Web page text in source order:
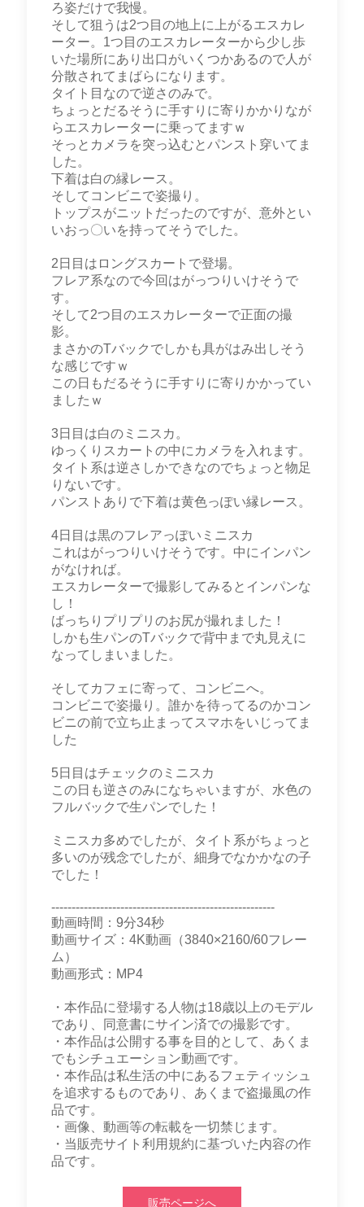
ろ姿だけで我慢。
そして狙うは2つ目の地上に上がるエスカレ
ーター。1つ目のエスカレーターから少し歩
いた場所にあり出口がいくつかあるので人が
分散されてまばらになります。
タイト目なので逆さのみで。
ちょっとだるそうに手すりに寄りかかりなが
らエスカレーターに乗ってますｗ
そっとカメラを突っ込むとパンスト穿いてま
した。
下着は白の縁レース。
そしてコンビニで姿撮り。
トップスがニットだったのですが、意外とい
いおっ〇いを持ってそうでした。
2日目はロングスカートで登場。
フレア系なので今回はがっつりいけそうで
す。
そして2つ目のエスカレーターで正面の撮
影。
まさかのTバックでしかも具がはみ出しそう
な感じですｗ
この日もだるそうに手すりに寄りかかってい
ましたｗ
3日目は白のミニスカ。
ゆっくりスカートの中にカメラを入れます。
タイト系は逆さしかできなのでちょっと物足
りないです。
パンストありで下着は黄色っぽい縁レース。
4日目は黒のフレアっぽいミニスカ
これはがっつりいけそうです。中にインパン
がなければ。
エスカレーターで撮影してみるとインパンな
し！
ばっちりプリプリのお尻が撮れました！
しかも生パンのTバックで背中まで丸見えに
なってしまいました。
そしてカフェに寄って、コンビニへ。
コンビニで姿撮り。誰かを待ってるのかコン
ビニの前で立ち止まってスマホをいじってま
した
5日目はチェックのミニスカ
この日も逆さのみになちゃいますが、水色の
フルバックで生パンでした！
ミニスカ多めでしたが、タイト系がちょっと
多いのが残念でしたが、細身でなかかなの子
でした！
-------------------------------------------------------
動画時間：9分34秒
動画サイズ：4K動画（3840×2160/60フレー
ム）
動画形式：MP4
・本作品に登場する人物は18歳以上のモデル
であり、同意書にサイン済での撮影です。
・本作品は公開する事を目的として、あくま
でもシチュエーション動画です。
・本作品は私生活の中にあるフェティッシュ
を追求するものであり、あくまで盗撮風の作
品です。
・画像、動画等の転載を一切禁じます。
・当販売サイト利用規約に基づいた内容の作
品です。
販売ページへ